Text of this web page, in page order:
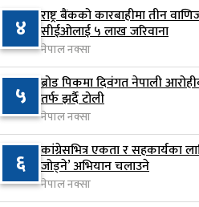
८
सुनसरी र सिरहाका
दिने सरकारको निर्णय
१ दिन अघि
९
कृषि क्षेत्रलाई आत्मनिर्भर
नीति २०८३ जारी
१ दिन अघि
१० नेपाल टेलिकमले बक्यौता
१ दिन अघि
४ राष्ट्र बैंकको कारबाहीमा तीन
सीईओलाई ५ लाख जरिवाना
नेपाल नक्सा
५ ब्रोड पिकमा दिवंगत नेपाली
तर्फ झर्दै टोली
नेपाल नक्सा
६ कांग्रेसभित्र एकता र सहकार्यका
जोड्ने’ अभियान चलाउने
नेपाल नक्सा